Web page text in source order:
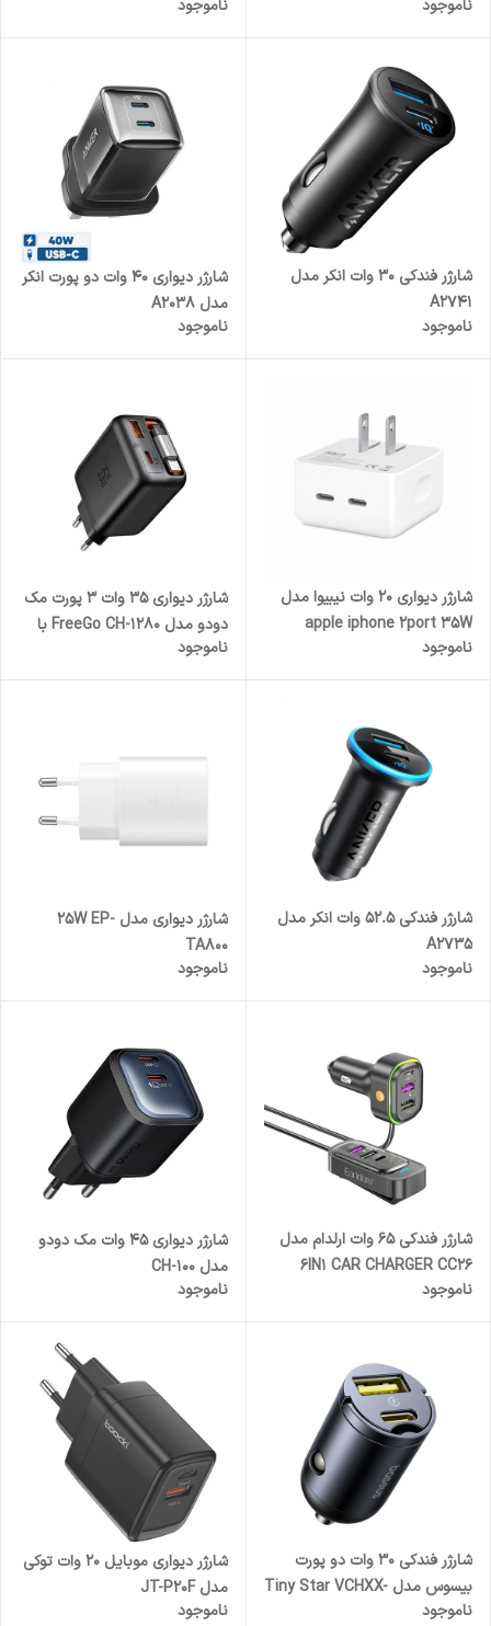
ناموجود ناموجود
شارژر فندکی 30 وات انکر مدل
A2741
ناموجود
شارژر دیواری 40 وات دو پورت انکر
مدل A2038
ناموجود
شارژر دیواری 20 وات نیبیوا مدل
apple iphone 2port 35W
ناموجود
شارژر دیواری 35 وات 3 پورت مک
دودو مدل FreeGo CH-1280 با
کابل جمع شونده تایپ سی
ناموجود
شارژر فندکی 52.5 وات انکر مدل
A2735
ناموجود
شارژر دیواری مدل 25W EP-
TA800
ناموجود
شارژر فندکی 65 وات ارلدام مدل
6IN1 CAR CHARGER CC26
ناموجود
شارژر دیواری 45 وات مک دودو
مدل CH-100
ناموجود
شارژر فندکی 30 وات دو پورت
بیسوس مدل Tiny Star VCHXX-
UC
ناموجود
شارژر دیواری موبایل 20 وات توکی
مدل JT-P20F
ناموجود